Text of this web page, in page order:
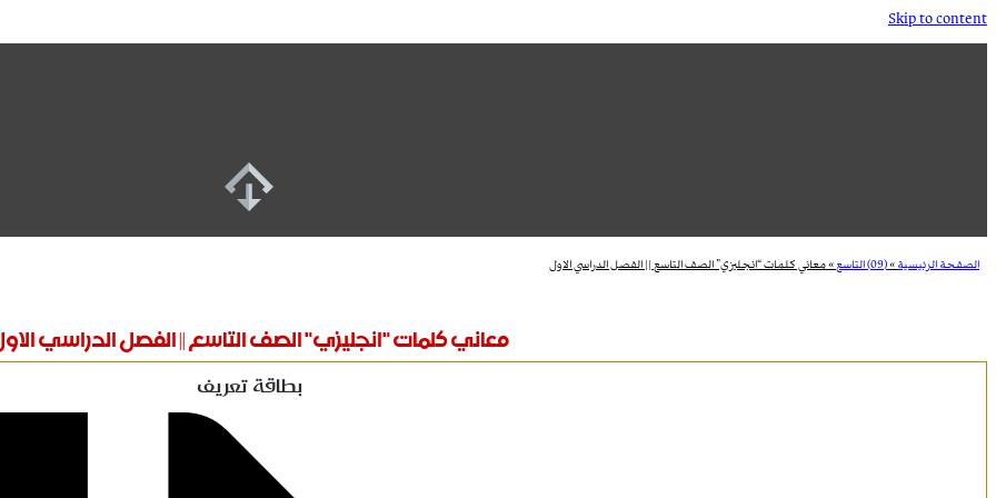
Skip to content
الصفحة الرئيسية»(09) التاسع »معاني كلمات “انجليزي” الصف التاسع || الفصل الدراسي الاول
معاني كلمات "انجليزي" الصف التاسع || الفصل الدراسي
بطاقة تعريف